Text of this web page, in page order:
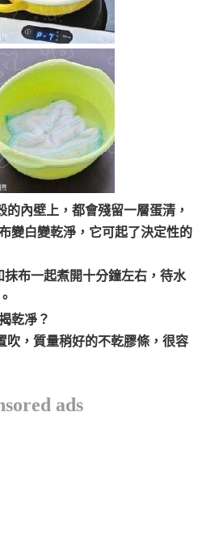
的內壁上，都會殘留一層蛋清，
變白變乾淨，它可起了決定性的
布一起煮開十分鐘左右，待水
乾凈？
吹，質量稍好的不乾膠條，很容
ads